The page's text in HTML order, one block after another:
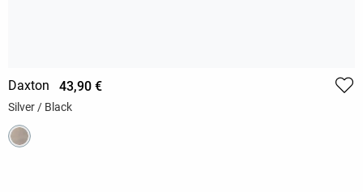
Daxton 43,90 €
Silver / Black